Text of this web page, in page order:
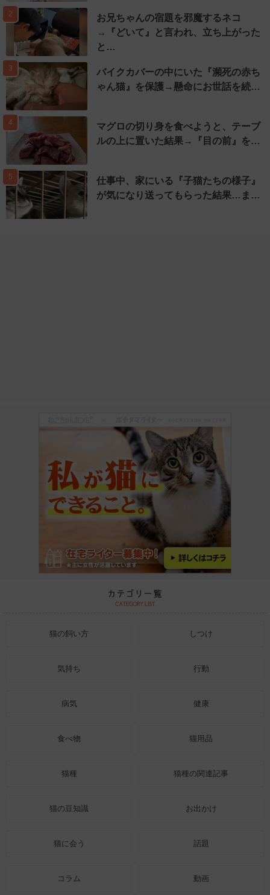
2
お兄ちゃんの宿題を邪魔するネコ
→『どいて』と言われ、立ち上がった
と…
3
バイクカバーの中にいた『瀕死の赤ち
ゃん猫』を保護→懸命にお世話を続…
4
マグロの切り身を食べようと、テーブ
ルの上に置いた結果→『目の前』を…
5
仕事中、家にいる『子猫たちの様子』
が気になり送ってもらった結果…ま…
猫の飼い方 しつけ
気持ち 行動
病気 健康
食べ物 猫用品
猫種 猫種の関連記事
猫の豆知識 お出かけ
猫に会う 話題
コラム 動画